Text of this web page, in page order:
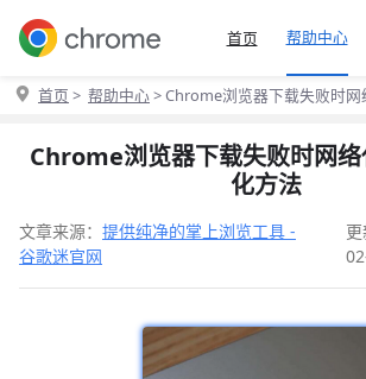
首页 帮助中心
首页 > 帮助中心> Chrome浏览器下载失败时
Chrome浏览器下载失败时网
化方法
文章来源： 提供纯净的掌上浏览工具 -
谷歌迷官网